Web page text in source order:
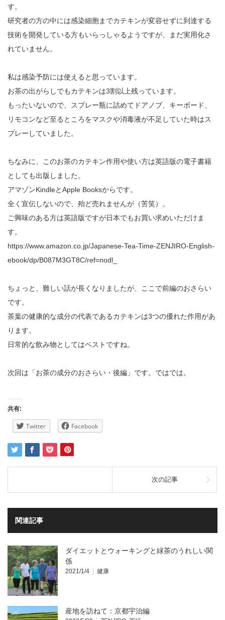
す。
研究者の方の中には感染細胞までカテキンが変容せずに到達する
技術を開発している方もいらっしゃるようですが、まだ実用化さ
れていません。
私は感染予防には使えると思っています。
お茶の出がらしでもカテキンは3割以上残っています。
もったいないので、スプレー瓶に詰めてドアノブ、キーボード、
リモコンなど至るところをマスクや消毒液が不足していた時はス
プレーしていました。
ちなみに、このお茶のカテキン作用や使い方は英語版の電子書籍
としても出版しました。
アマゾンKindleとApple Booksからです。
全く宣伝しないので、殆ど売れませんが（苦笑）。
ご興味のある方は英語版ですが日本でもお買い求めいただけま
す。
https://www.amazon.co.jp/Japanese-Tea-Time-ZENJIRO-English-
ebook/dp/B087M3GT8C/ref=nodl_
ちょっと、難しい話が長くなりましたが、ここで前編のおさらい
です。
茶葉の健康的な成分の代表であるカテキンは3つの優れた作用があ
ります。
日常的な飲み物としてはベストですね。
次回は「お茶の成分のおさらい・後編」です。ではでは。
共有:
Twitter Facebook
次の記事
関連記事
ダイエットとウォーキングと緑茶のうれしい関
係
2021/1/4 健康
産地を訪ねて：京都宇治編